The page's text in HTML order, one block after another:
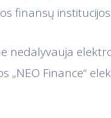
finansų
nedalyvauja
„NEO Finance“